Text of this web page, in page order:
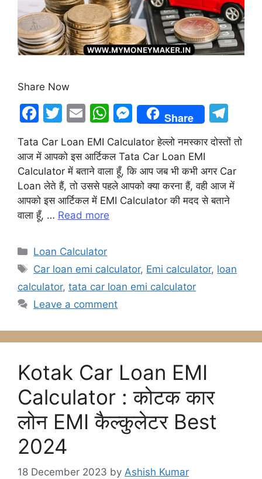
Share Now
F
a
c
e
b
o
o
k
T
w
itt
er
E
m
ai
l
W
h
at
s
A
p
p
M
e
s
s
e
n
Share
el
e
gr
a
m
Tata Car Loan EMI Calculator हेल्लो नमस्कार दोस्तों तो
आज में आपको इस आर्टिकल Tata Car Loan EMI
Calculator में बताने वाला हूँ, कि आप जब भी कभी अगर Car
Loan लेते हैं, तो उससे पहले आपको क्या करना हैं, वही आज में
आपको इस आर्टिकल में EMI Calculator की मदद से बताने
वाला हूँ, … Read more
Categories
Loan Calculator
Tags
Car loan emi calculator, Emi calculator, loan
calculator, tata car loan emi calculator
Leave a comment
Kotak Car Loan EMI
Calculator : कोटक कार
लोन EMI कैल्कुलेटर Best
2024
18 December 2023 by Ashish Kumar